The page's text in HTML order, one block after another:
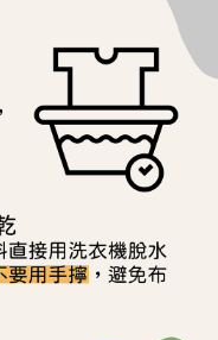
將交易相關給付款項請求債
護人之同意方可使用
損失，本公司不負相關責
號之用戶狀況，依本公司即
情形，本公司將視審查結果
。若發現惡意使用之情形，
額度並採取法律行動。